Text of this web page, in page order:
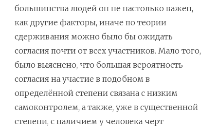
большинства людей он не настолько важен,
как другие факторы, иначе по теории
сдерживания можно было бы ожидать
согласия почти от всех участников. Мало того,
было выяснено, что большая вероятность
согласия на участие в подобном в
определённой степени связана с низким
самоконтролем, а также, уже в существенной
степени, с наличием у человека черт